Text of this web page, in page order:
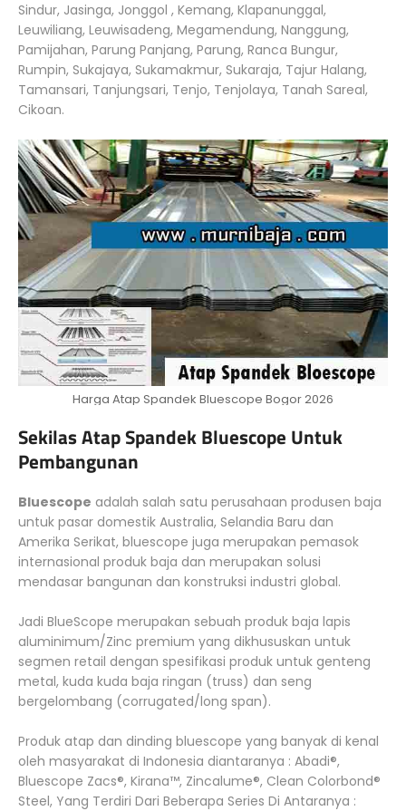
Sindur, Jasinga, Jonggol , Kemang, Klapanunggal,
Leuwiliang, Leuwisadeng, Megamendung, Nanggung,
Pamijahan, Parung Panjang, Parung, Ranca Bungur,
Rumpin, Sukajaya, Sukamakmur, Sukaraja, Tajur Halang,
Tamansari, Tanjungsari, Tenjo, Tenjolaya, Tanah Sareal,
Cikoan.
Harga Atap Spandek Bluescope Bogor 2026
Sekilas Atap Spandek Bluescope Untuk
Pembangunan
Bluescope adalah salah satu perusahaan produsen baja
untuk pasar domestik Australia, Selandia Baru dan
Amerika Serikat, bluescope juga merupakan pemasok
internasional produk baja dan merupakan solusi
mendasar bangunan dan konstruksi industri global.
Jadi BlueScope merupakan sebuah produk baja lapis
aluminimum/Zinc premium yang dikhususkan untuk
segmen retail dengan spesifikasi produk untuk genteng
metal, kuda kuda baja ringan (truss) dan seng
bergelombang (corrugated/long span).
Produk atap dan dinding bluescope yang banyak di kenal
oleh masyarakat di Indonesia diantaranya : Abadi®,
Bluescope Zacs®, Kirana™, Zincalume®, Clean Colorbond®
Steel, Yang Terdiri Dari Beberapa Series Di Antaranya :